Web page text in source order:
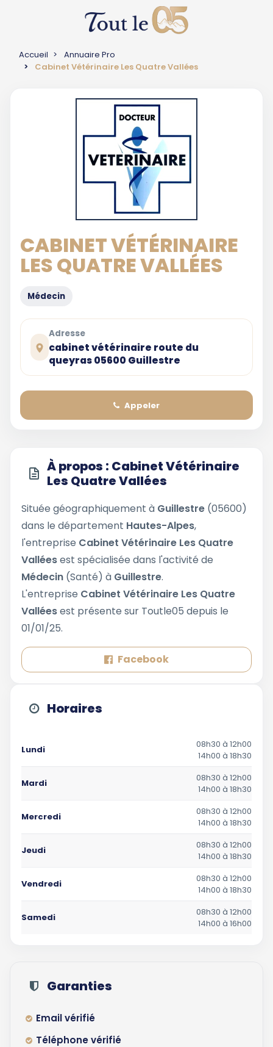
Accueil
Annuaire Pro
Cabinet Vétérinaire Les Quatre Vallées
CABINET VÉTÉRINAIRE
LES QUATRE VALLÉES
Médecin
Adresse
cabinet vétérinaire route du
queyras 05600 Guillestre
Appeler
À propos : Cabinet Vétérinaire
Les Quatre Vallées
Située géographiquement à Guillestre (05600)
dans le département Hautes-Alpes,
l'entreprise Cabinet Vétérinaire Les Quatre
Valléesest spécialisée dans l'activité de
Médecin (Santé) à Guillestre.
L'entreprise Cabinet Vétérinaire Les Quatre
Valléesest présente sur Toutle05 depuis le
01/01/25.
Facebook
Horaires
Lundi
08h30 à 12h00
14h00 à 18h30
Mardi
08h30 à 12h00
14h00 à 18h30
Mercredi
08h30 à 12h00
14h00 à 18h30
Jeudi
08h30 à 12h00
14h00 à 18h30
Vendredi
08h30 à 12h00
14h00 à 18h30
Samedi
08h30 à 12h00
14h00 à 16h00
Garanties
Email vérifié
Téléphone vérifié